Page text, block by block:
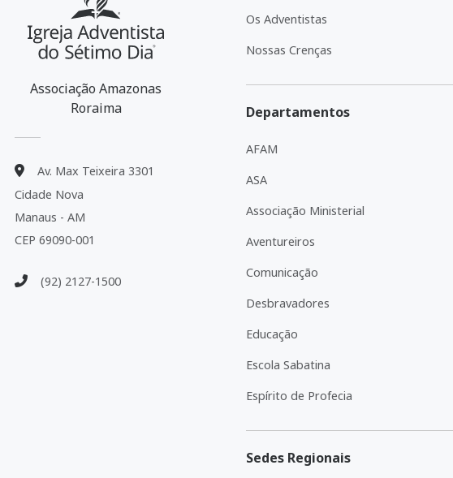
Associação Amazonas
Roraima
Av. Max Teixeira 3301
Cidade Nova
Manaus - AM
CEP 69090-001
(92) 2127-1500
Os Adventistas
Nossas Crenças
Departamentos
AFAM
ASA
Associação Ministerial
Aventureiros
Comunicação
Desbravadores
Educação
Escola Sabatina
Espírito de Profecia
Sedes Regionais